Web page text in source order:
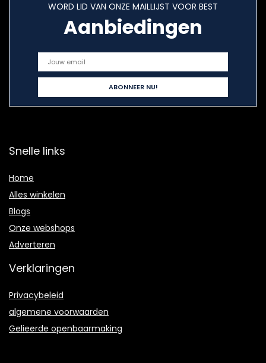
WORD LID VAN ONZE MAILLIJST VOOR BEST
Aanbiedingen
Snelle links
Home
Alles winkelen
Blogs
Onze webshops
Adverteren
Verklaringen
Privacybeleid
algemene voorwaarden
Gelieerde openbaarmaking